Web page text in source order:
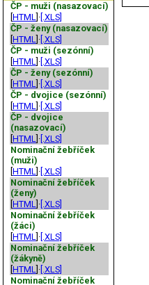
ČP - muži (nasazovací)
HTML ]· [.XLS]
ČP - ženy (nasazovací)
HTML ]· [.XLS]
ČP - muži (sezónní)
HTML ]· [.XLS]
ČP - ženy (sezónní)
HTML ]· [.XLS]
ČP - dvojice (sezónní)
HTML ]· [.XLS]
ČP - dvojice
(nasazovací)
HTML ]· [.XLS]
Nominační žebříček
(muži)
HTML ]· [.XLS]
Nominační žebříček
(ženy)
HTML ]· [.XLS]
Nominační žebříček
(žáci)
HTML ]· [.XLS]
Nominační žebříček
(žákyně)
HTML ]· [.XLS]
Nominační žebříček